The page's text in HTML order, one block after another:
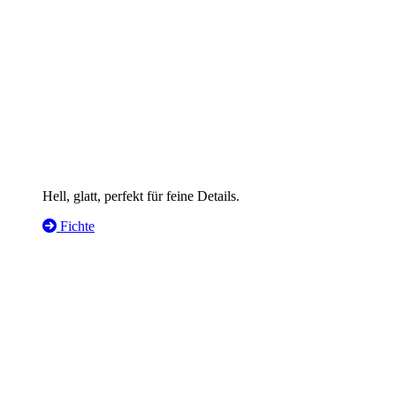
Hell, glatt, perfekt für feine Details.
Fichte